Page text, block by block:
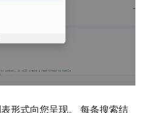
形式向您呈现。 每条搜索结